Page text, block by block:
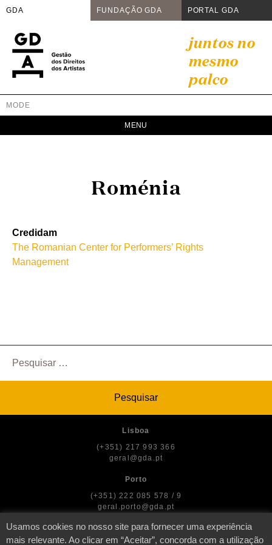
GDA FUNDAÇÃO GDA PORTAL GDA
content
juntos no
mesmo
palco
GDA
Juntos no mesmo palco
MODE
Roménia
Credidam
The Romanian Center for Performers’ Rights
Management
por:
Lisboa
(+351) 217 993 366
geral@gda.pt
Porto
(+351) 222 085 578 / 9
geral.porto@gda.pt
Usamos cookies no nosso site para fornecer uma experiência
mais relevante. Ao clicar em “Aceitar”, concorda com a utilização